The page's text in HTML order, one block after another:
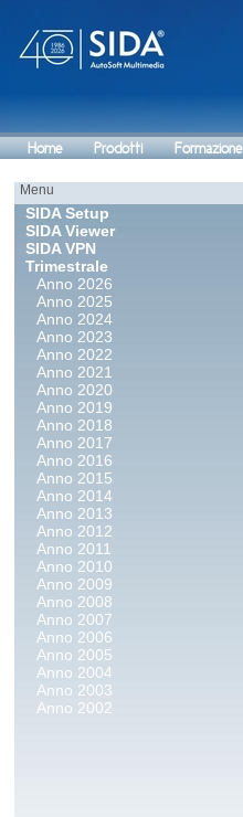
Home Prodotti Formazione
Menu
SIDA Setup
SIDA Viewer
SIDA VPN
Trimestrale
Anno 2026
Anno 2025
Anno 2024
Anno 2023
Anno 2022
Anno 2021
Anno 2020
Anno 2019
Anno 2018
Anno 2017
Anno 2016
Anno 2015
Anno 2014
Anno 2013
Anno 2012
Anno 2011
Anno 2010
Anno 2009
Anno 2008
Anno 2007
Anno 2006
Anno 2005
Anno 2004
Anno 2003
Anno 2002